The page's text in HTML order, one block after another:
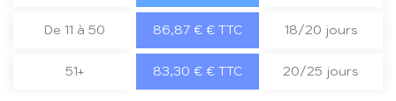
De 11 à 50 86,87 € € TTC 18/20 jours
51+ 83,30 € € TTC 20/25 jours